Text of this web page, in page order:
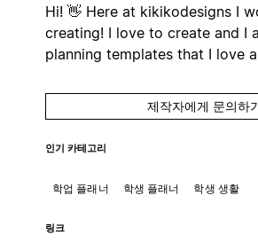
Hi! 👋 Here at kikikodesigns I
creating! I love to create and I
planning templates that I love
제작자에게 문의하
인기 카테고리
학업 플래너 학생 플래너 학생 생활
링크